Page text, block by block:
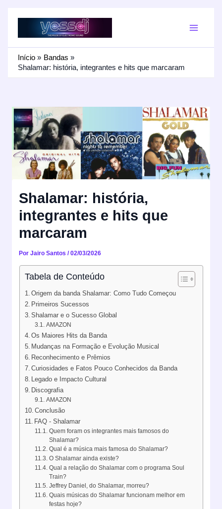
Início
Bandas
Shalamar: história, integrantes e hits que marcaram
Shalamar: história,
integrantes e hits que
marcaram
PorJairo Santos/02/03/2026
Tabela de Conteúdo
Origem da banda Shalamar: Como Tudo Começou
Primeiros Sucessos
Shalamar e o Sucesso Global
AMAZON
Os Maiores Hits da Banda
Mudanças na Formação e Evolução Musical
Reconhecimento e Prêmios
Curiosidades e Fatos Pouco Conhecidos da Banda
Legado e Impacto Cultural
Discografia
AMAZON
Conclusão
FAQ - Shalamar
Quem foram os integrantes mais famosos do
Shalamar?
Qual é a música mais famosa do Shalamar?
O Shalamar ainda existe?
Qual a relação do Shalamar com o programa Soul
Train?
Jeffrey Daniel, do Shalamar, morreu?
Quais músicas do Shalamar funcionam melhor em
festas hoje?